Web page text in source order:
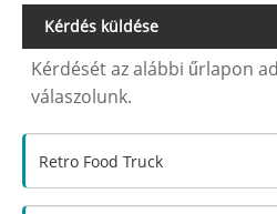
Kérdés küldése
Kérdését az alábbi űrlapon
válaszolunk.